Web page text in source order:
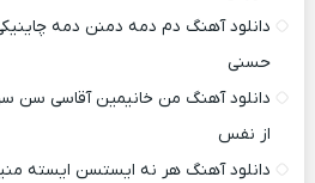
دانلود آهنگ دم دمه دمنن دمه
حسنی
دانلود آهنگ من خانیمین آقاسی
از نفس
دانلود آهنگ هر نه ایستسن ایسته